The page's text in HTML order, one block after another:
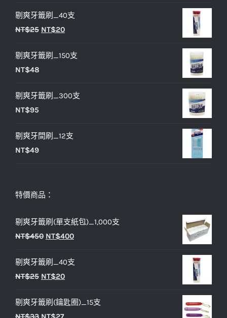
價
格：
價
格：
剔爽牙籤刷_40支
NT$25 原
價
NT$20目
價
剔爽牙籤刷_150支
NT$48
剔爽牙籤刷_300支
NT$95
剔爽牙間刷_12支
NT$49
特價商品：
剔爽牙籤刷(單支紙包)_1,000支
NT$450 原
價
格：
NT$400目
價
剔爽牙籤刷_40支
NT$25 原
價
NT$20目
價
剔爽牙籤刷(鑰匙圈)_15支
原 目